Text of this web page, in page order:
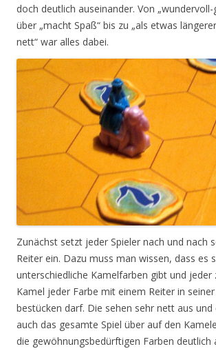
doch deutlich auseinander. Von
über „macht Spaß“ bis zu „als etwas
nett“ war alles dabei.
Zunächst setzt jeder Spieler nach und nach
Reiter ein. Dazu muss man wissen, dass es
unterschiedliche Kamelfarben gibt und jeder
Kamel jeder Farbe mit einem Reiter in
bestücken darf. Die sehen sehr nett aus und
auch das gesamte Spiel über auf den
die gewöhnungsbedürftigen Farben deutlich